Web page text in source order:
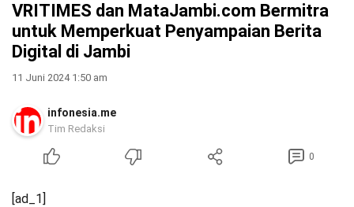
VRITIMES dan MataJambi.com Bermitra
untuk Memperkuat Penyampaian Berita
Digital di Jambi
11 Juni 2024 1:50 am
infonesia.me
Tim Redaksi
0
[ad_1]